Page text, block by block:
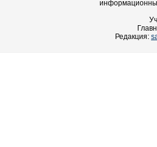
Редакция: